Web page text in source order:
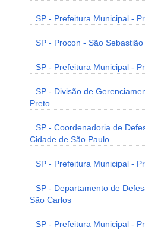
SP - Prefeitura Municipal -
SP - Procon - São Sebastião
SP - Prefeitura Municipal -
SP - Divisão de
Preto
SP - Coordenadoria de
Cidade de São Paulo
SP - Prefeitura Municipal -
SP - Departamento de
São Carlos
SP - Prefeitura Municipal -